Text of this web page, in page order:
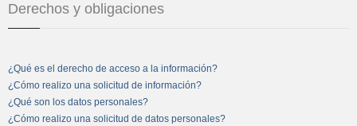
Derechos y obligaciones
¿Qué es el derecho de acceso a la información?
¿Cómo realizo una solicitud de información?
¿Qué son los datos personales?
¿Cómo realizo una solicitud de datos personales?